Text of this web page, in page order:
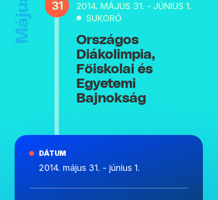
Május 31
2014. MÁJUS 31. - JÚNIUS 1.
SUKORÓ
Országos
Diákolimpia,
Főiskolai és
Egyetemi
Bajnokság
DÁTUM
2014. május 31. - június 1.